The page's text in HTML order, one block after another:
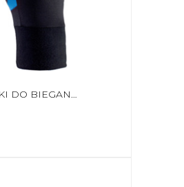
RĘKAWICZKI DO BIEGANIA VIKING RUNWAY MULTIFUNCTION CZARNO-NIEBIESKIE 140-18-2740-15